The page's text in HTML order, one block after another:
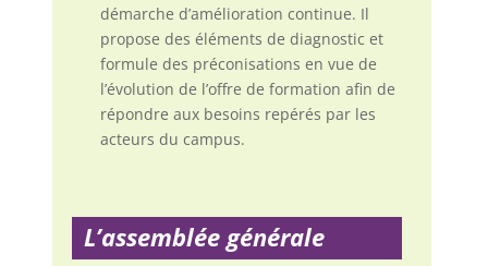
démarche d’amélioration continue. Il
propose des éléments de diagnostic et
formule des préconisations en vue de
l’évolution de l’offre de formation afin de
répondre aux besoins repérés par les
acteurs du campus.
L’assemblée générale